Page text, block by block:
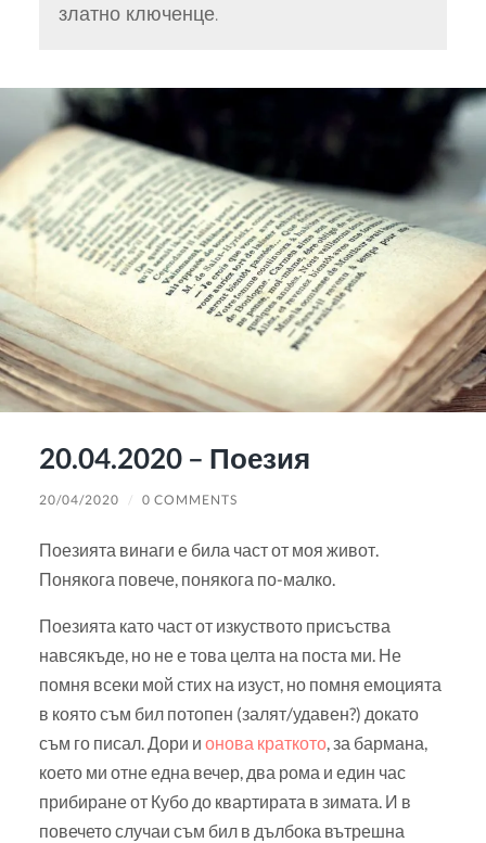
златно ключенце.
20.04.2020 – Поезия
20/04/2020 / 0 COMMENTS
Поезията винаги е била част от моя живот.
Понякога повече, понякога по-малко.
Поезията като част от изкуството присъства
навсякъде, но не е това целта на поста ми. Не
помня всеки мой стих на изуст, но помня емоцията
в която съм бил потопен (залят/удавен?) докато
съм го писал. Дори и онова краткото, за бармана,
което ми отне една вечер, два рома и един час
прибиране от Кубо до квартирата в зимата. И в
повечето случаи съм бил в дълбока вътрешна